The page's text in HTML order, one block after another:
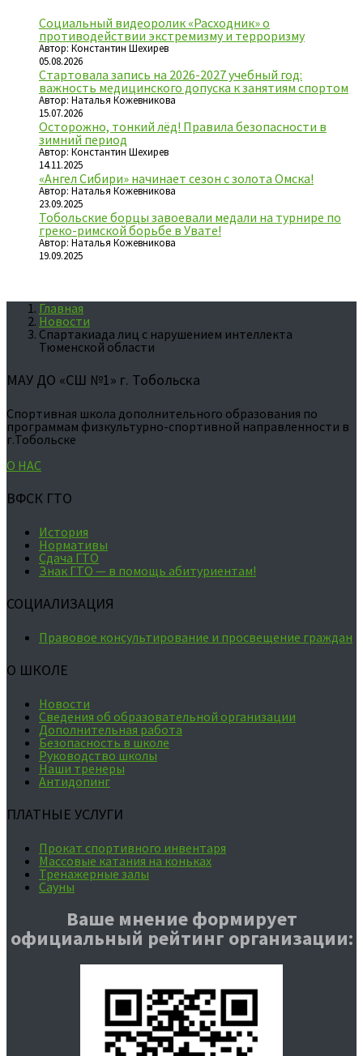
Социальный видеоролик «Расходник» о
противодействии экстремизму и терроризму
Автор: Константин Шехирев
05.08.2026
Стартовала запись на 2026-2027 учебный год:
важность медицинского допуска к занятиям спортом
Автор: Наталья Кожевникова
15.07.2026
Осторожно, тонкий лёд! Правила безопасности в
зимний период
Автор: Константин Шехирев
14.11.2025
«Ангел Сибири» начинает сезон с золота Омска!
Автор: Наталья Кожевникова
23.09.2025
Тобольские борцы завоевали медали на турнире по
греко-римской борьбе в Увате!
Автор: Наталья Кожевникова
19.09.2025
Главная
Новости
Спартакиада лиц с нарушением интеллекта
Тюменской области
МАУ ДО «СШ №1» г. Тобольска
Спортивная школа дополнительного образования по
программам физкультурно-спортивной направленности в
г.Тобольске
О НАС
ВФСК ГТО
История
Нормативы
Сдача ГТО
Знак ГТО — в помощь абитуриентам!
СОЦИАЛИЗАЦИЯ
Правовое консультирование и просвещение граждан
О ШКОЛЕ
Новости
Сведения об образовательной организации
Дополнительная работа
Безопасность в школе
Руководство школы
Наши тренеры
Антидопинг
ПЛАТНЫЕ УСЛУГИ
Прокат спортивного инвентаря
Массовые катания на коньках
Тренажерные залы
Сауны
Ваше мнение формирует
официальный рейтинг организации: